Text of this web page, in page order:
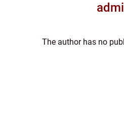
The author has no